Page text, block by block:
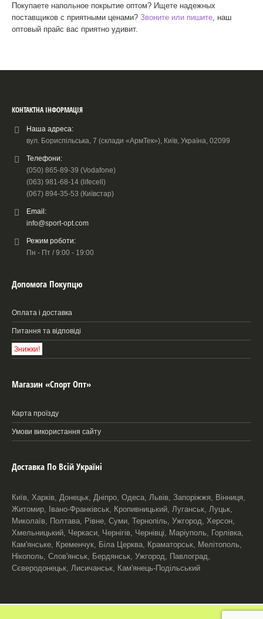
Покупаете напольное покрытие оптом? Ищете надежных
поставщиков с приятными ценами? Звоните или пишите , наш
оптовый прайс вас приятно удивит.
КОНТАКТНА ІНФОРМАЦІЯ
Наша адреса:
вул. Бориспільська, 7 (склади «АрмТек»), Київ, Україна, 02099
Телефони:
(050) 865-89-39 (Vodafone)
(063) 981-68-14 (lifecell)
(067) 894-35-53 (Київстар)
Email:
info@sport-opt.com
Режим роботи:
Пн - Пт / 9:00 - 19:00
Допомога Покупцю
Оплата і доставка
Питання та відповіді
Знижки!
Магазин «Спорт Опт»
Карта проїзду
Умови використання сайту
Доставка По Всій Україні
Київ, Харків, Донецьк, Дніпро, Одеса, Львів, Запоріжжя, Вінниця,
Житомир, Івано-Франківськ, Кропивницький, Луганськ, Луцьк,
Миколаїв, Полтава, Рівне, Суми, Тернопіль, Ужгород, Херсон,
Хмельницький, Черкаси, Чернігів, Чернівці, Маріуполь, Горлівка,
Кам'янське, Кременчук, Біла Церква, Краматорськ, Мелітополь,
Нікополь, Слов'янськ, Бердянськ, Ужгород, Павлоград,
Сєверодонецьк, Лисичанськ, Кам'янець-Подільський